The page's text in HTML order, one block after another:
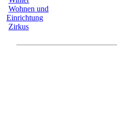
Wohnen und
Einrichtung
Zirkus